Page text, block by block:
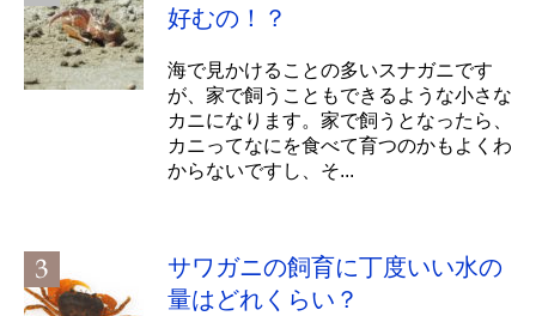
好むの！？
海で見かけることの多いスナガニです
が、家で飼うこともできるような小さな
カニになります。家で飼うとなったら、
カニってなにを食べて育つのかもよくわ
からないですし、そ...
サワガニの飼育に丁度いい水の
量はどれくらい？